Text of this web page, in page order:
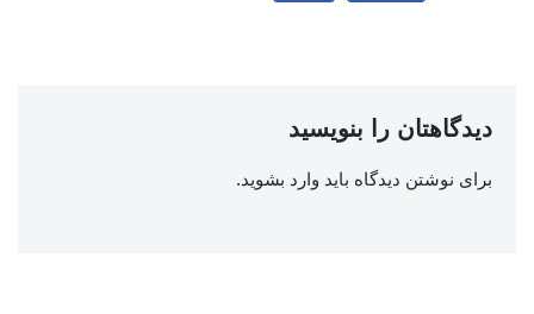
دیدگاهتان را بنویسید
برای نوشتن دیدگاه باید وارد بشوید.